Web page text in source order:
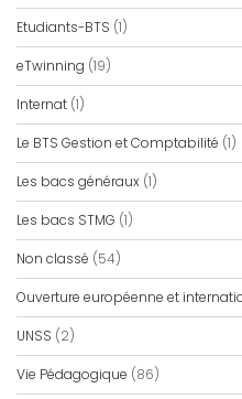
Etudiants-BTS (1)
eTwinning (19)
Internat (1)
Le BTS Gestion et Comptabilité (1)
Les bacs généraux (1)
Les bacs STMG (1)
Non classé (54)
Ouverture européenne et
UNSS (2)
Vie Pédagogique (86)